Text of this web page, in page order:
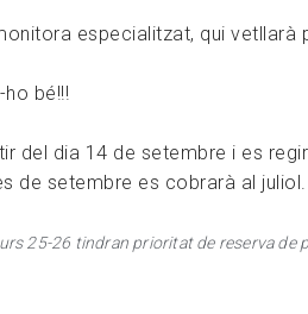
especialitzat, qui vetllarà
bé!!!
del dia 14 de setembre i es
de setembre es cobrarà al juliol.
25-26 tindran prioritat de reserva de